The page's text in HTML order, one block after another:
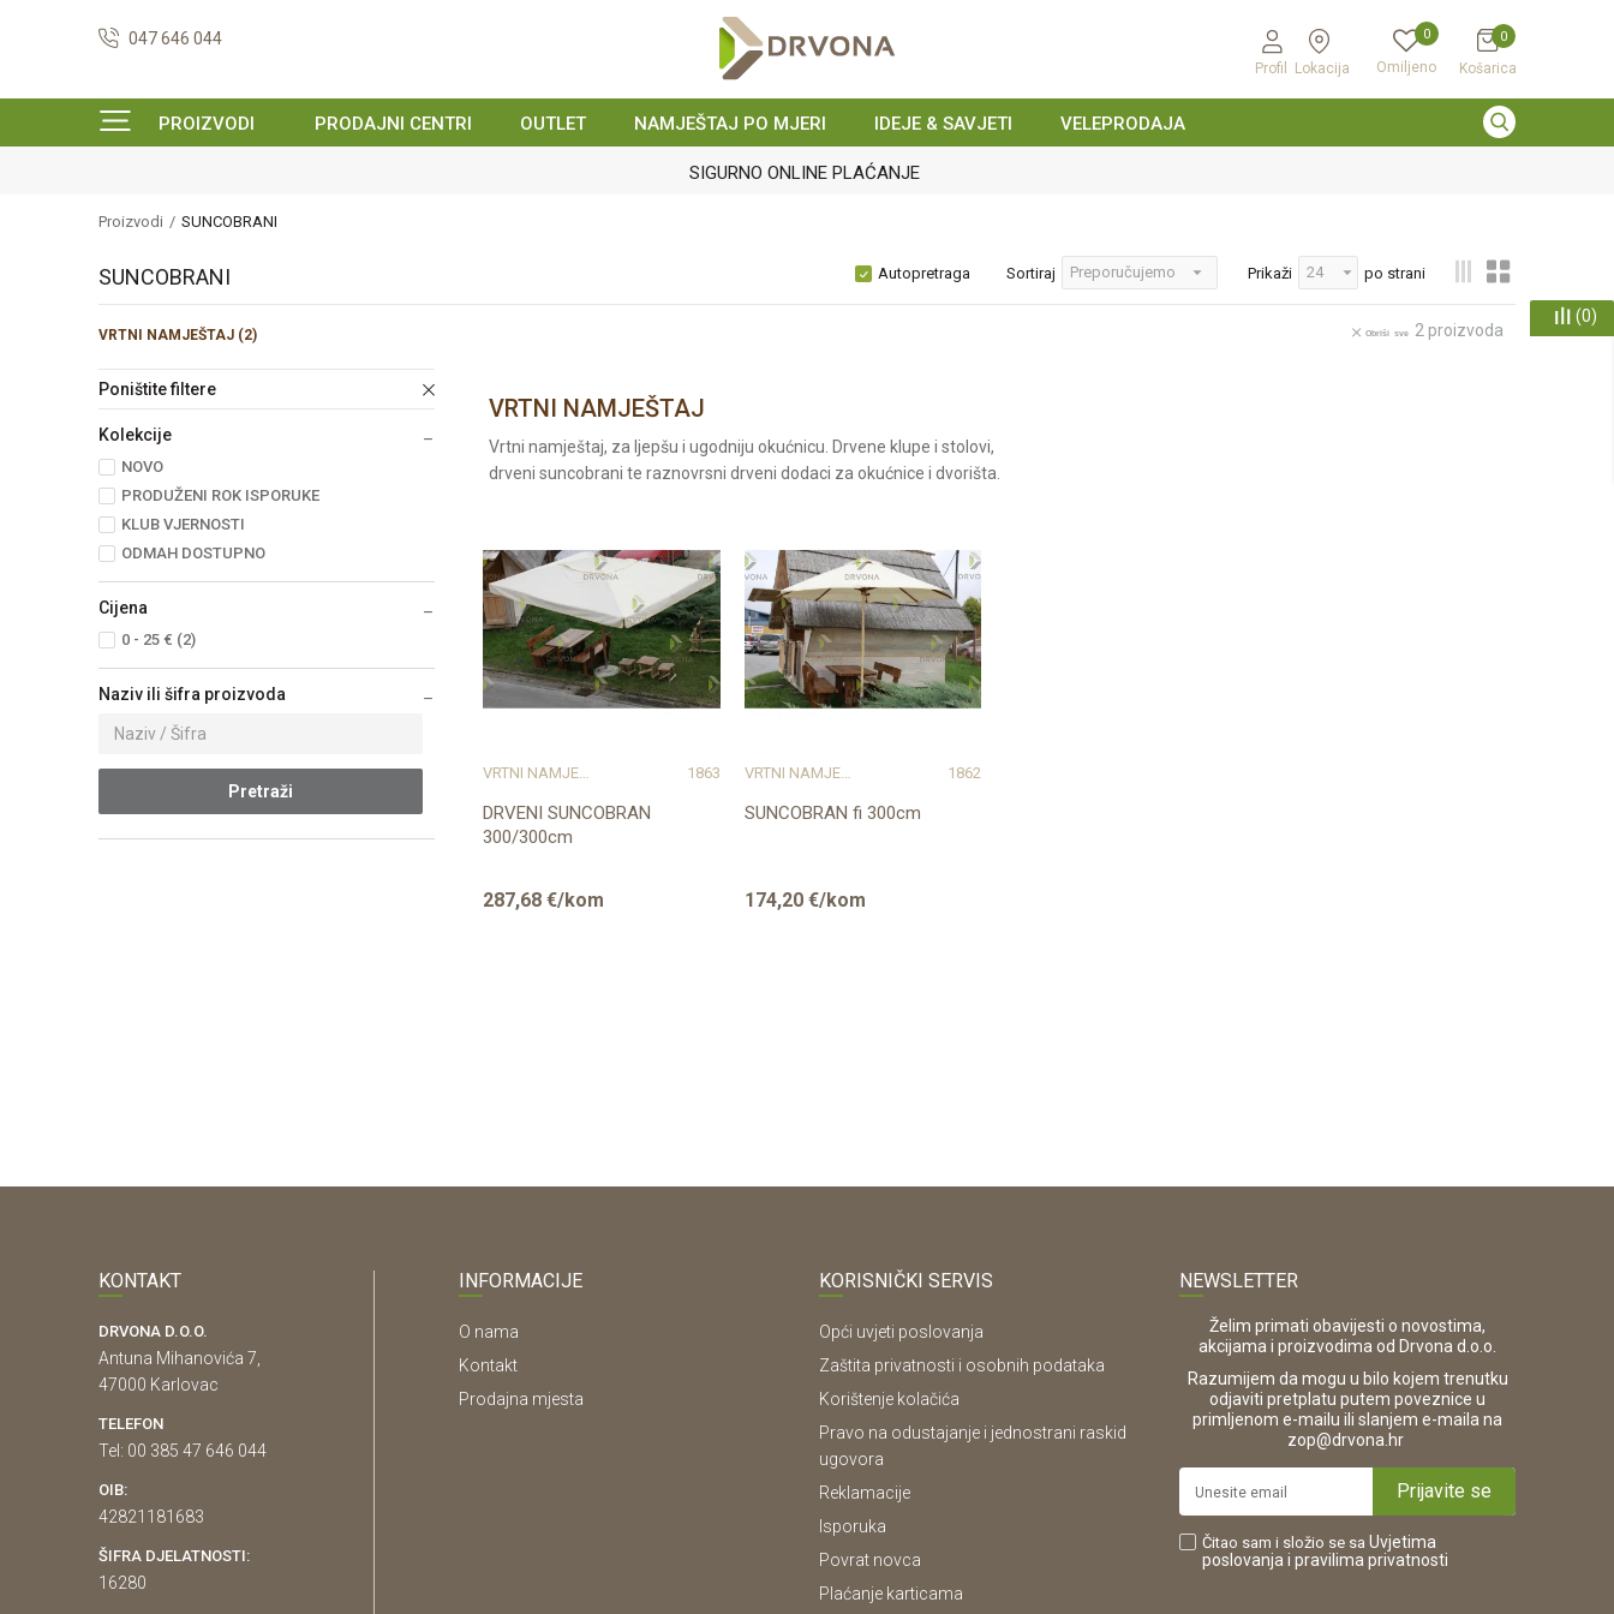
047 646 044
Profil Lokacija Omiljeno
0
Košarica
0
PROIZVODI PRODAJNI CENTRI OUTLET NAMJEŠTAJ PO MJERI IDEJE & SAVJETI VELEPRODAJA
SIGURNO ONLINE PLAĆANJE
(0)
Proizvodi SUNCOBRANI
SUNCOBRANI Autopretraga Sortiraj Prikaži po strani
VRTNI NAMJEŠTAJ (2)
Poništite filtere
Kolekcije
NOVO
PRODUŽENI ROK ISPORUKE
KLUB VJERNOSTI
ODMAH DOSTUPNO
Cijena
0 - 25 € (2)
Naziv ili šifra proizvoda
Pretraži
2 proizvoda
Obriši sve
VRTNI NAMJEŠTAJ
Vrtni namještaj, za ljepšu i ugodniju okućnicu. Drvene klupe i stolovi,
drveni suncobrani te raznovrsni drveni dodaci za okućnice i dvorišta.
Uporedi
1863
DRVENI SUNCOBRAN
300/300cm
287,68 €/kom
Uporedi
VRTNI NAMJEŠTAJ 1862
SUNCOBRAN fi 300cm
174,20 €/kom
KONTAKT
DRVONA D.O.O.
Antuna Mihanovića 7,
47000 Karlovac
TELEFON
Tel: 00 385 47 646 044
OIB:
42821181683
ŠIFRA DJELATNOSTI:
16280
INFORMACIJE
O nama
Kontakt
Prodajna mjesta
KORISNIČKI SERVIS
Opći uvjeti poslovanja
Zaštita privatnosti i osobnih podataka
Korištenje kolačića
Pravo na odustajanje i jednostrani raskid
ugovora
Reklamacije
Isporuka
Povrat novca
Plaćanje karticama
NEWSLETTER
Želim primati obavijesti o novostima,
akcijama i proizvodima od Drvona d.o.o.
Razumijem da mogu u bilo kojem trenutku
odjaviti pretplatu putem poveznice u
primljenom e-mailu ili slanjem e-maila na
zop@drvona.hr.
Prijavite se
Čitao sam i složio se sa Uvjetima
poslovanja i pravilima privatnosti